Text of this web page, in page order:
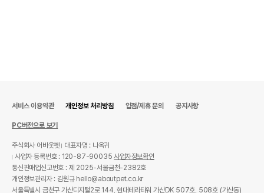
서비스 이용약관 개인정보 처리방침 입점/제휴 문의 공지사항
PC버전으로 보기
주식회사 어바웃펫
대표자명 : 나옥귀
사업자 등록번호 : 120-87-90035사업자정보확인
통신판매업신고번호 : 제 2025-서울금천-2382호
개인정보관리자 : 김원규 hello@aboutpet.co.kr
서울특별시 금천구 가산디지털2로 144, 현대테라타워 가산DK 507호, 508호 (가산동)